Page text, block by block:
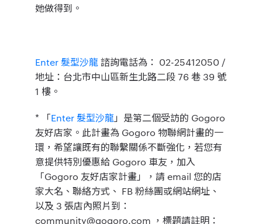
她做得到。
Enter 髮型沙龍諮詢電話為： 02-25412050 /
地址：台北市中山區新生北路二段 76 巷 39 號
1 樓。
* 「Enter 髮型沙龍」是第二個受訪的 Gogoro
友好店家。此計畫為 Gogoro 物聯網計畫的一
環，希望讓既有的聯繫關係不斷強化，若您有
意提供特別優惠給 Gogoro 車友，加入
「Gogoro 友好店家計畫」，請 email 您的店
家大名、聯絡方式、 FB 粉絲團或網站網址、
以及 3 張店內照片到：
community@gogoro.com ，標題請註明：